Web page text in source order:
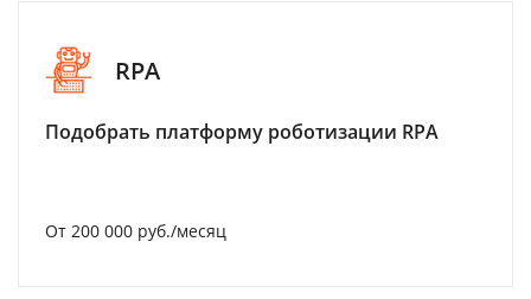
RPA
Подобрать платформу роботизации RPA
От 200 000 руб./месяц